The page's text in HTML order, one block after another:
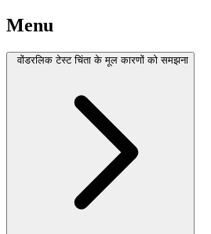
Menu
वोंडरलिक टेस्ट चिंता के मूल कारणों को समझना